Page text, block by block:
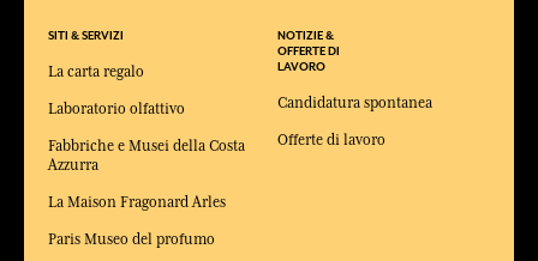
SITI & SERVIZI
La carta regalo
Laboratorio olfattivo
Fabbriche e Musei della Costa
Azzurra
La Maison Fragonard Arles
Paris Museo del profumo
NOTIZIE &
OFFERTE DI
LAVORO
Candidatura spontanea
Offerte di lavoro